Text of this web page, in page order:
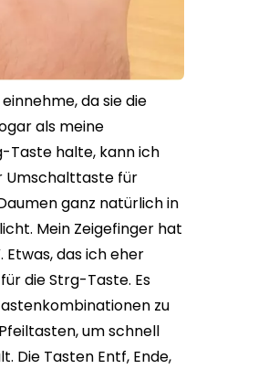
da sie die
als meine
Taste halte, kann ich
Umschalttaste für
ganz natürlich in
Mein Zeigefinger hat
Etwas, das ich eher
die Strg-Taste. Es
zu
um schnell
Die Tasten Entf, Ende,